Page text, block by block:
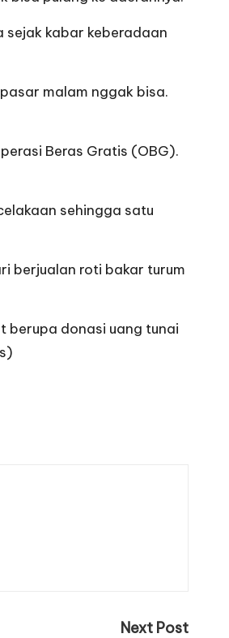
sejak kabar keberadaan
malam nggak bisa.
Beras Gratis (OBG).
sehingga satu
berjualan roti bakar turum
berupa donasi uang tunai
Next Post